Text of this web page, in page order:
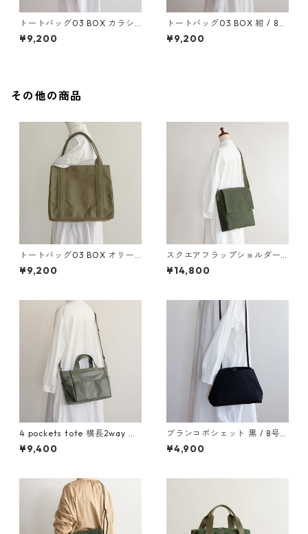
トートバッグ03 BOX カラシ /
8号帆布
¥9,200
トートバッグ03 BOX 紺 / 8号
帆布
¥9,200
その他の商品
トートバッグ03 BOX オリー
ブ / 8号帆布
¥9,200
スクエアフラップショルダー
オリーブドラブ / 6号帆布
¥14,800
4 pockets tote 横長2way オ
リーブドラブ / ポリエステル
帆布
¥9,400
ブランコポシェット 黒 / 8号帆
布
¥4,900